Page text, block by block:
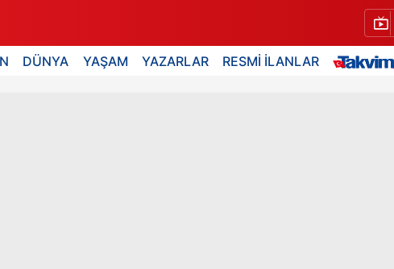
DÜNYA YAŞAM YAZARLAR RESMİ İLANLAR